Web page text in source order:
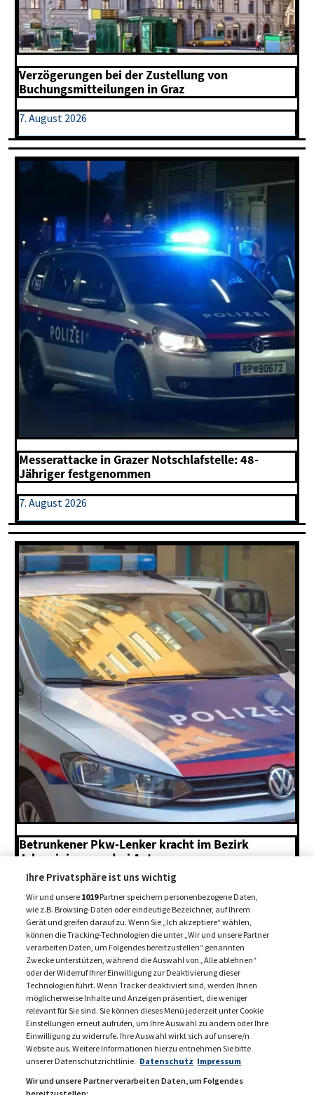
Verzögerungen bei der Zustellung von
Buchungsmitteilungen in Graz
7. August 2026
Messerattacke in Grazer Notschlafstelle: 48-
Jähriger festgenommen
7. August 2026
Betrunkener Pkw-Lenker kracht im Bezirk
Jakomini gegen drei Autos
7. August 2026
MEHR BEITRÄGE +
Ihre Privatsphäre ist uns wichtig
Wir und unsere 1019Partner speichern personenbezogene Daten,
wie z.B. Browsing-Daten oder eindeutige Bezeichner, auf Ihrem
Gerät und greifen darauf zu. Wenn Sie „Ich akzeptiere“ wählen,
können die Tracking-Technologien die unter „Wir und unsere Partner
verarbeiten Daten, um Folgendes bereitzustellen“ genannten
Zwecke unterstützen, während die Auswahl von „Alle ablehnen“
oder der Widerruf Ihrer Einwilligung zur Deaktivierung dieser
Technologien führt. Wenn Tracker deaktiviert sind, werden Ihnen
möglicherweise Inhalte und Anzeigen präsentiert, die weniger
relevant für Sie sind. Sie können dieses Menü jederzeit unter Cookie
Einstellungen erneut aufrufen, um Ihre Auswahl zu ändern oder Ihre
Einwilligung zu widerrufe. Ihre Auswahl wirkt sich auf unsere/n
Website aus. Weitere Informationen hierzu entnehmen Sie bitte
unserer Datenschutzrichtlinie. Datenschutz Impressum
Wir und unsere Partner verarbeiten Daten, um Folgendes